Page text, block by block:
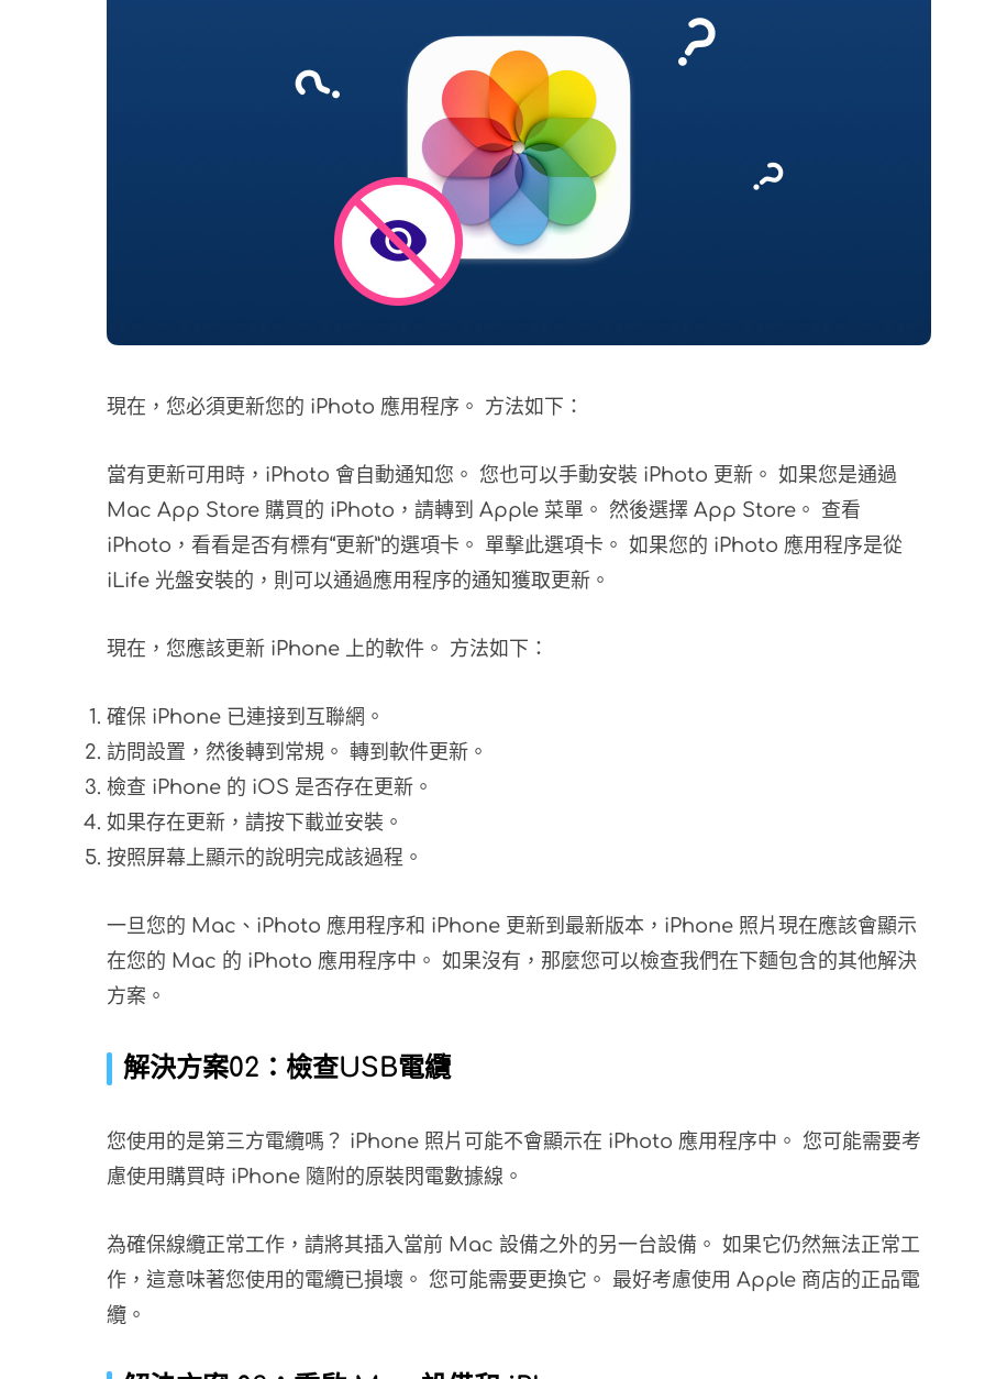
現在，您必須更新您的 iPhoto 應用程序。 方法如下：
當有更新可用時，iPhoto 會自動通知您。 您也可以手動安裝 iPhoto 更新。 如果您是通過
Mac App Store 購買的 iPhoto，請轉到 Apple 菜單。 然後選擇 App Store。 查看
iPhoto，看看是否有標有“更新”的選項卡。 單擊此選項卡。 如果您的 iPhoto 應用程序是從
iLife 光盤安裝的，則可以通過應用程序的通知獲取更新。
現在，您應該更新 iPhone 上的軟件。 方法如下：
確保 iPhone 已連接到互聯網。
訪問設置，然後轉到常規。 轉到軟件更新。
檢查 iPhone 的 iOS 是否存在更新。
如果存在更新，請按下載並安裝。
按照屏幕上顯示的說明完成該過程。
一旦您的 Mac、iPhoto 應用程序和 iPhone 更新到最新版本，iPhone 照片現在應該會顯示
在您的 Mac 的 iPhoto 應用程序中。 如果沒有，那麼您可以檢查我們在下麵包含的其他解決
方案。
解決方案02：檢查USB電纜
您使用的是第三方電纜嗎？ iPhone 照片可能不會顯示在 iPhoto 應用程序中。 您可能需要考
慮使用購買時 iPhone 隨附的原裝閃電數據線。
為確保線纜正常工作，請將其插入當前 Mac 設備之外的另一台設備。 如果它仍然無法正常工
作，這意味著您使用的電纜已損壞。 您可能需要更換它。 最好考慮使用 Apple 商店的正品電
纜。